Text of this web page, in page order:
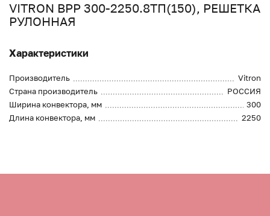
VITRON ВРР 300-2250.8ТП(150), РЕШЕТКА
РУЛОННАЯ
Характеристики
Производитель
Vitron
Страна производитель
РОССИЯ
Ширина конвектора, мм
300
Длина конвектора, мм
2250